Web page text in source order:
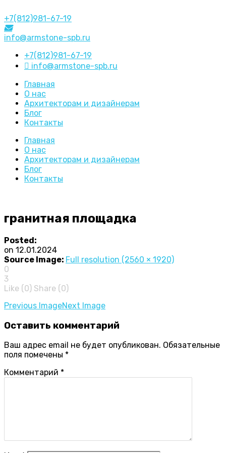
+7(812)981-67-19
info@armstone-spb.ru
+7(812)981-67-19
info@armstone-spb.ru
Главная
О нас
Архитекторам и дизайнерам
Блог
Контакты
Главная
О нас
Архитекторам и дизайнерам
Блог
Контакты
гранитная площадка
Posted:
on 12.01.2024
Source Image: Full resolution (2560 × 1920)
0
3
Like (0) Share (0)
Image
Previous ImageNext Image
Оставить комментарий
Ваш адрес email не будет опубликован. Обязательные
поля помечены *
Комментарий *